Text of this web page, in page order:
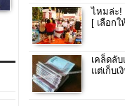
ไหมล่ะ!
[ เลือก
เคล็ดลั
แต่เก็บเ